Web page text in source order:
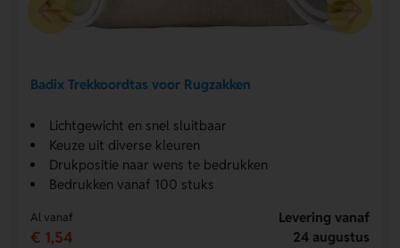
Badix Trekkoordtas voor Rugzakken
Lichtgewicht en snel sluitbaar
Keuze uit diverse kleuren
Drukpositie naar wens te bedrukken
Bedrukken vanaf 100 stuks
Al vanaf
€ 1,54
Levering vanaf
24 augustus